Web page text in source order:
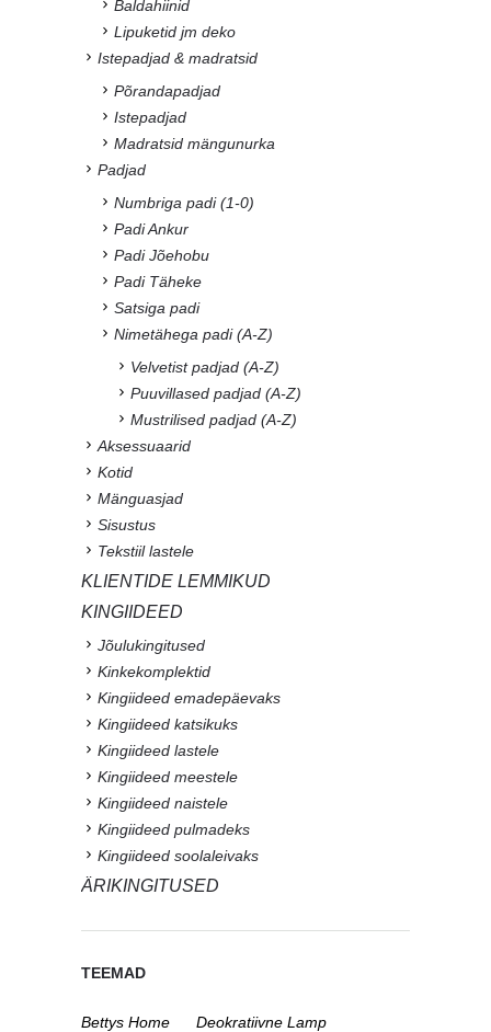
Baldahiinid
Lipuketid jm deko
Istepadjad & madratsid
Põrandapadjad
Istepadjad
Madratsid mängunurka
Padjad
Numbriga padi (1-0)
Padi Ankur
Padi Jõehobu
Padi Täheke
Satsiga padi
Nimetähega padi (A-Z)
Velvetist padjad (A-Z)
Puuvillased padjad (A-Z)
Mustrilised padjad (A-Z)
Aksessuaarid
Kotid
Mänguasjad
Sisustus
Tekstiil lastele
KLIENTIDE LEMMIKUD
KINGIIDEED
Jõulukingitused
Kinkekomplektid
Kingiideed emadepäevaks
Kingiideed katsikuks
Kingiideed lastele
Kingiideed meestele
Kingiideed naistele
Kingiideed pulmadeks
Kingiideed soolaleivaks
ÄRIKINGITUSED
TEEMAD
Bettys Home
Deokratiivne Lamp